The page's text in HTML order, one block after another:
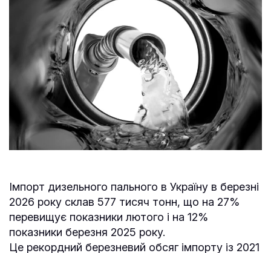
Імпорт дизельного пального в Україну в березні
2026 року склав 577 тисяч тонн, що на 27%
перевищує показники лютого і на 12%
показники березня 2025 року.
Це рекордний березневий обсяг імпорту із 2021